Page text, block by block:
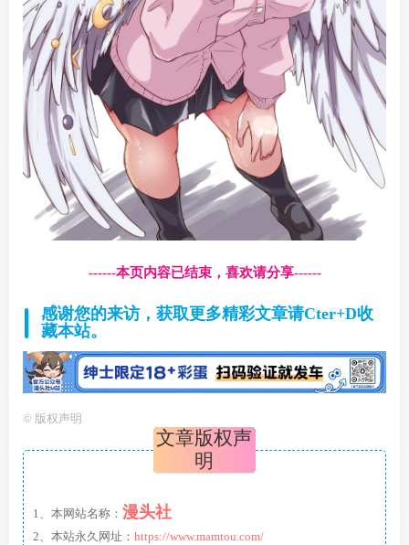
------本页内容已结束，喜欢请分享------
感谢您的来访，获取更多精彩文章请Cter+D收
藏本站。
© 版权声明
文章版权声
明
1、本网站名称： 漫头社
2、本站永久网址： https://www.mamtou.com/